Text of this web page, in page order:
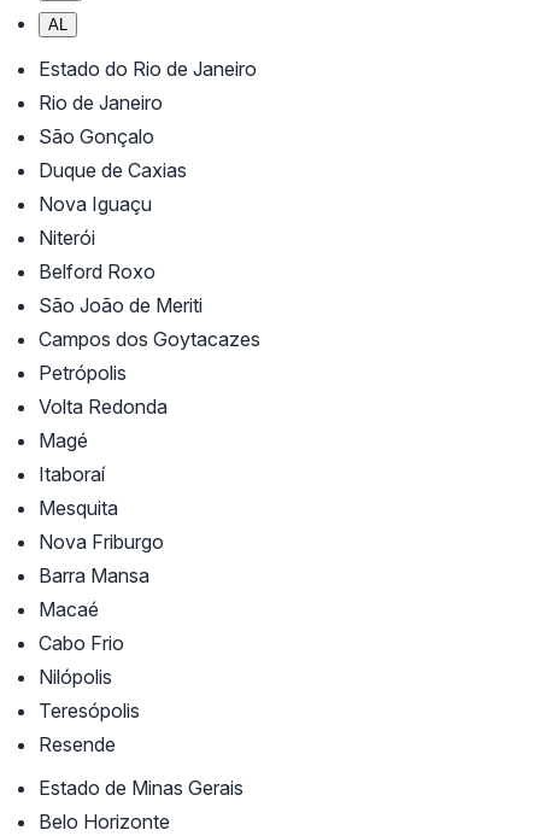
AL
Estado do Rio de Janeiro
Rio de Janeiro
São Gonçalo
Duque de Caxias
Nova Iguaçu
Niterói
Belford Roxo
São João de Meriti
Campos dos Goytacazes
Petrópolis
Volta Redonda
Magé
Itaboraí
Mesquita
Nova Friburgo
Barra Mansa
Macaé
Cabo Frio
Nilópolis
Teresópolis
Resende
Estado de Minas Gerais
Belo Horizonte